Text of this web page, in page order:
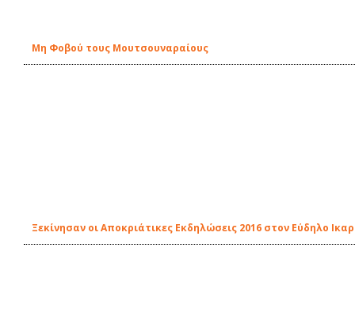
Μη Φοβού τους Μουτσουναραίους
Ξεκίνησαν οι Αποκριάτικες Εκδηλώσεις 2016 στον Εύδηλο